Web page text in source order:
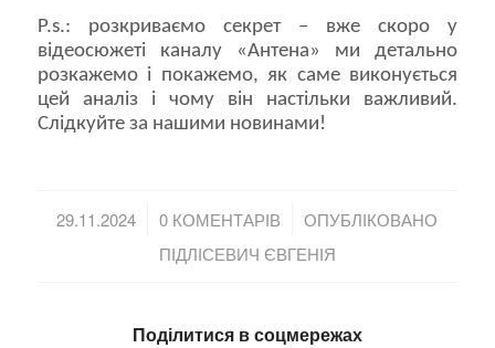
P.s.: розкриваємо секрет – вже скоро у
відеосюжеті каналу «Антена» ми детально
розкажемо і покажемо, як саме виконується
цей аналіз і чому він настільки важливий.
Слідкуйте за нашими новинами!
29.11.2024
/ 0 КОМЕНТАРІВ
/
ОПУБЛІКОВАНО
ПІДЛІСЕВИЧ ЄВГЕНІЯ
Поділитися в соцмережах